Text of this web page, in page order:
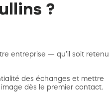
?
entreprise — qu’il soit retenu
des échanges et mettre
dès le premier contact.